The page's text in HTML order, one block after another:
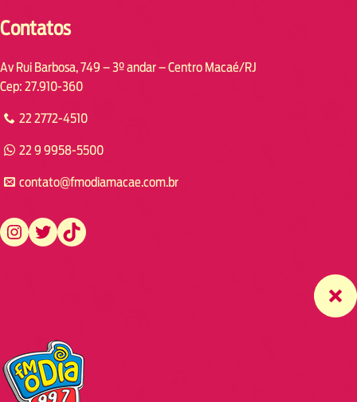
Contatos
Av Rui Barbosa, 749 – 3º andar – Centro Macaé/RJ
Cep: 27.910-360
22 2772-4510
22 9 9958-5500
contato@fmodiamacae.com.br
https://www.instagram.com/fmodia.macae/ https://twitter.com/fmodia.macae/ https://www.tiktok.com/@fmodia.macae